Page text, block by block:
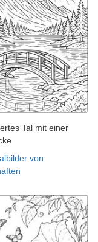
Tal mit einer
von